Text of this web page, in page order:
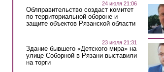
24 июля 21:06
Облправительство создаст комитет
по территориальной обороне и
защите объектов Рязанской области
23 июля 21:31
Здание бывшего «Детского мира» на
улице Соборной в Рязани выставили
на торги